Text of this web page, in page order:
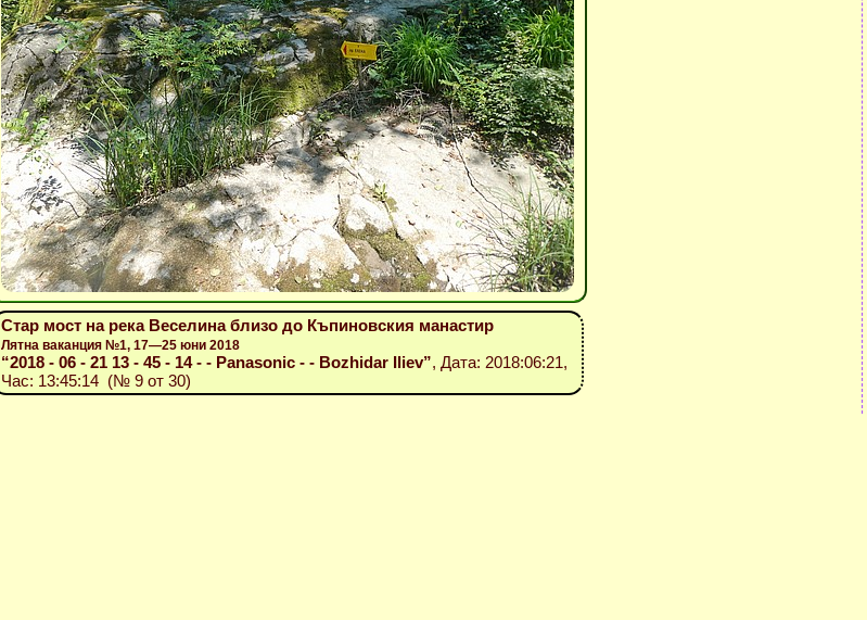
Стар мост на река Веселина близо до Къпиновския манастир
Лятна ваканция №1, 17—25 юни 2018
“2018 - 06 - 21 13 - 45 - 14 - - Panasonic - - Bozhidar Iliev”, Дата: 2018:06:21,
Час: 13:45:14 (№ 9 от 30)